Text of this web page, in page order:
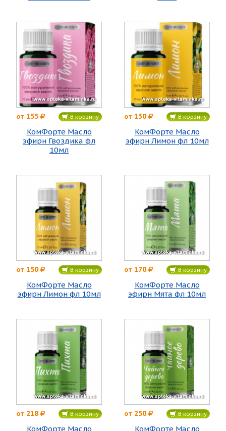
от 155 В корзину
КомФорте Масло
эфирн Гвоздика фл
10мл
от 130 В корзину
КомФорте Масло
эфирн Лимон фл 10мл
от 150 В корзину
КомФорте Масло
эфирн Лимон фл 10мл
от 170 В корзину
КомФорте Масло
эфирн Мята фл 10мл
от 218 В корзину
КомФорте Масло
от 250 В корзину
КомФорте Масло